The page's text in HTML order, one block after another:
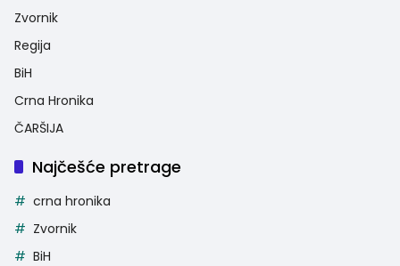
Zvornik
Regija
BiH
Crna Hronika
ČARŠIJA
Najčešće pretrage
crna hronika
Zvornik
BiH